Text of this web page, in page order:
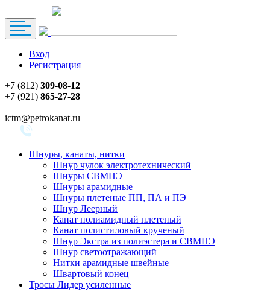
Вход
Регистрация
+7 (812) 309-08-12
+7 (921) 865-27-28
ictm@petrokanat.ru
Шнуры, канаты, нитки
Шнур чулок электротехнический
Шнуры СВМПЭ
Шнуры арамидные
Шнуры плетеные ПП, ПА и ПЭ
Шнур Леерный
Канат полиамидный плетеный
Канат полистиловый крученый
Шнур Экстра из полиэстера и СВМПЭ
Шнур светоотражающий
Нитки арамидные швейные
Швартовый конец
Тросы Лидер усиленные